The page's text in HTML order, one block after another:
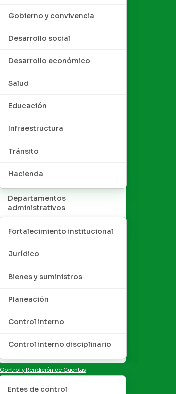
Gobierno y convivencia
Desarrollo social
Desarrollo económico
Salud
Educación
Infraestructura
Tránsito
Hacienda
Departamentos
administrativos
Fortalecimiento institucional
Jurídico
Bienes y suministros
Planeación
Control interno
Control interno disciplinario
Control y Rendición de Cuentas
Entes de control